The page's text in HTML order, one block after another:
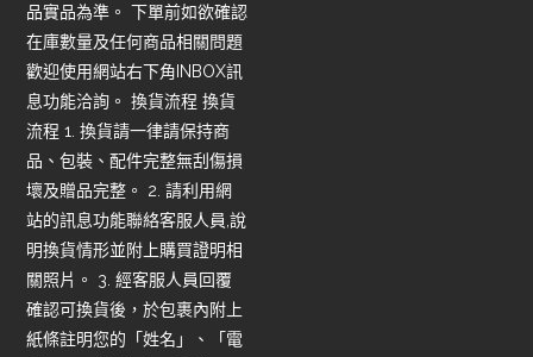
品實品為準。 下單前如欲確認
在庫數量及任何商品相關問題
歡迎使用網站右下角INBOX訊
息功能洽詢。 換貨流程 換貨
流程 1. 換貨請一律請保持商
品、包裝、配件完整無刮傷損
壞及贈品完整。 2. 請利用網
站的訊息功能聯絡客服人員,說
明換貨情形並附上購買證明相
關照片。 3. 經客服人員回覆
確認可換貨後，於包裹內附上
紙條註明您的「姓名」、「電